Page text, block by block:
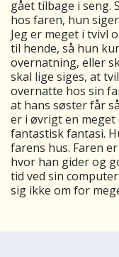
gået tilbage i seng.
hos faren, hun
Jeg er meget i tvivl
til hende, så hun
overnatning, eller
skal lige siges, at
overnatte hos sin
at hans søster får
er i øvrigt en
fantastisk fantasi.
farens hus. Faren
hvor han gider og
tid ved sin
sig ikke om for